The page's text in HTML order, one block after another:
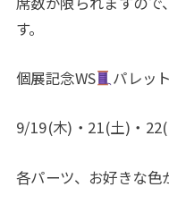
す。
個展記念WS パレッ
9/19(木)・21(土)・
各パーツ、お好きな色